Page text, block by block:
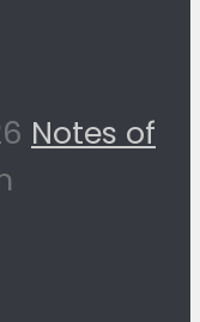
Notes of